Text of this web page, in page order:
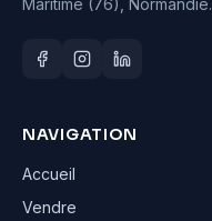
Maritime (76), Normandie.
NAVIGATION
Accueil
Vendre